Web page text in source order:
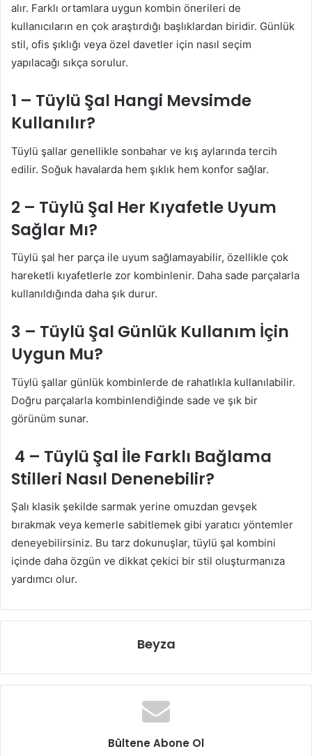
alır. Farklı ortamlara uygun kombin önerileri de
kullanıcıların en çok araştırdığı başlıklardan biridir. Günlük
stil, ofis şıklığı veya özel davetler için nasıl seçim
yapılacağı sıkça sorulur.
1 – Tüylü Şal Hangi Mevsimde
Kullanılır?
Tüylü şallar genellikle sonbahar ve kış aylarında tercih
edilir. Soğuk havalarda hem şıklık hem konfor sağlar.
2 – Tüylü Şal Her Kıyafetle Uyum
Sağlar Mı?
Tüylü şal her parça ile uyum sağlamayabilir, özellikle çok
hareketli kıyafetlerle zor kombinlenir. Daha sade parçalarla
kullanıldığında daha şık durur.
3 – Tüylü Şal Günlük Kullanım İçin
Uygun Mu?
Tüylü şallar günlük kombinlerde de rahatlıkla kullanılabilir.
Doğru parçalarla kombinlendiğinde sade ve şık bir
görünüm sunar.
4 – Tüylü Şal İle Farklı Bağlama
Stilleri Nasıl Denenebilir?
Şalı klasik şekilde sarmak yerine omuzdan gevşek
bırakmak veya kemerle sabitlemek gibi yaratıcı yöntemler
deneyebilirsiniz. Bu tarz dokunuşlar, tüylü şal kombini
içinde daha özgün ve dikkat çekici bir stil oluşturmanıza
yardımcı olur.
Beyza
Bültene Abone Ol